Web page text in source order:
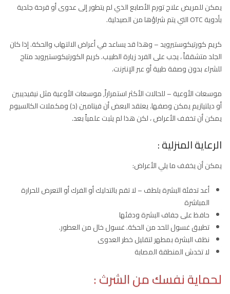
يمكن للمريض علاج تورم الأصابع الذي لم يتطور إلى عدوى أو قرحة جلدية
بأدوية OTC التي يتم شراؤها من الصيدلية.
كريم كورتيكوستيرويد – وهذا قد يساعد في أعراض الالتهاب والحكة. إذا كان
الجلد متشققاً ، يجب على الفرد زيارة الطبيب. كريم الكورتيكوستيرويد متاح
للشراء بدون وصفة طبية أو عبر الإنترنت.
موسعات الأوعية – للحالات الأكثر استمراراً, موسعات الأوعية مثل نيفيديبين
أو ديلتيازيم يمكن وصفها. يعتقد البعض أن فيتامين (د) ومكملات الكالسيوم
يمكن أن تخفف الأعراض ، لكن هذا لم يثبت علمياً بعد.
الرعاية المنزلية :
يمكن أن يخفف ما يلي الأعراض:
أعد تدفئة البشرة بلطف – لا تقم بالتدليك أو الفرك أو التعرض للحرارة
المباشرة
حافظ على جفاف البشرة ودفئها
تطبيق غسول للحد من الحكة. غسول خال من العطور.
نظف البشرة بمطهر لتقليل خطر العدوى
لا تخدش المنطقة المصابة
لحماية نفسك من الشرث :